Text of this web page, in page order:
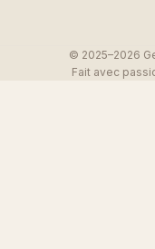
© 2025–2026
Fait avec